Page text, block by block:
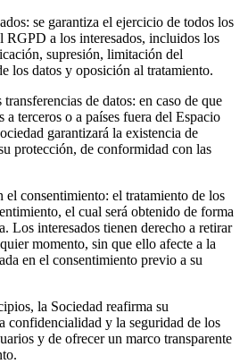
se garantiza el ejercicio de todos los
RGPD a los interesados, incluidos los
supresión, limitación del
los datos y oposición al tratamiento.
de datos: en caso de que
a terceros o a países fuera del Espacio
garantizará la existencia de
protección, de conformidad con las
el consentimiento: el tratamiento de los
el cual será obtenido de forma
Los interesados tienen derecho a retirar
momento, sin que ello afecte a la
en el consentimiento previo a su
la Sociedad reafirma su
confidencialidad y la seguridad de los
y de ofrecer un marco transparente